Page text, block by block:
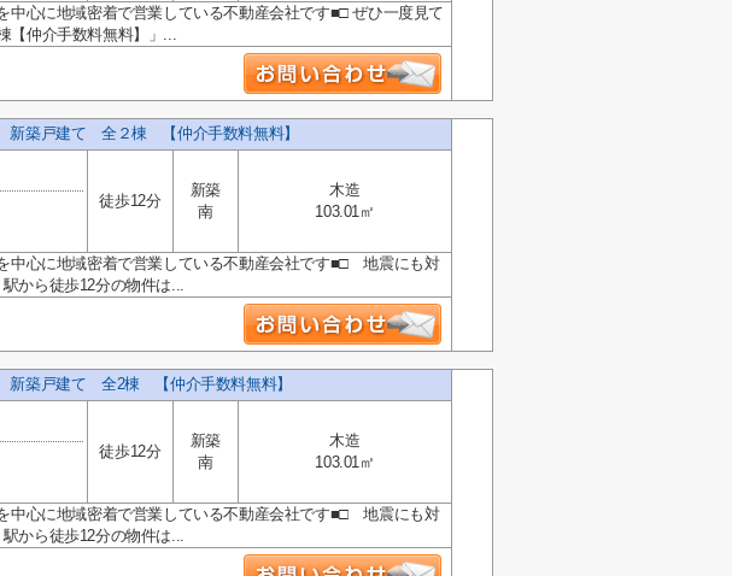
中心に地域密着で営業している不動産会社です■□ ぜひ一度見て
仲介手数料無料】」...
新築戸建て 全２棟 【仲介手数料無料】
徒歩12分
新築
南
木造
103.01㎡
中心に地域密着で営業している不動産会社です■□ 地震にも対
から徒歩12分の物件は...
新築戸建て 全2棟 【仲介手数料無料】
徒歩12分
新築
南
木造
103.01㎡
中心に地域密着で営業している不動産会社です■□ 地震にも対
から徒歩12分の物件は...